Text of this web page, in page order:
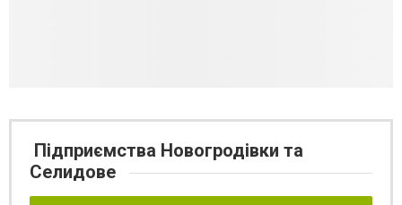
Підприємства Новогродівки та
Селидове